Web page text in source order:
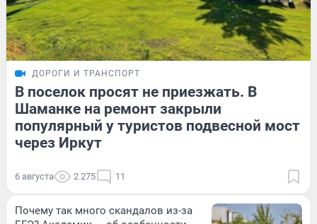
ДОРОГИ И ТРАНСПОРТ
В поселок просят не приезжать. В
Шаманке на ремонт закрыли
популярный у туристов подвесной мост
через Иркут
6 августа 2 275 11
Почему так много скандалов из-за